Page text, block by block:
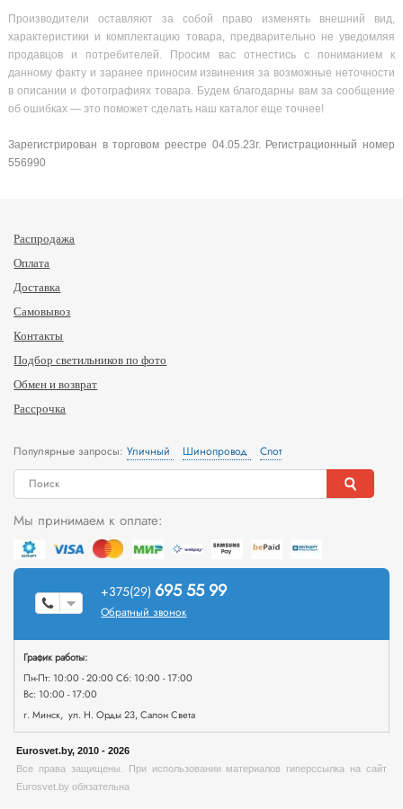
Производители оставляют за собой право изменять внешний вид,
характеристики и комплектацию товара, предварительно не уведомляя
продавцов и потребителей. Просим вас отнестись с пониманием к
данному факту и заранее приносим извинения за возможные неточности
в описании и фотографиях товара. Будем благодарны вам за сообщение
об ошибках — это поможет сделать наш каталог еще точнее!
Зарегистрирован в торговом реестре 04.05.23г. Регистрационный номер
556990
Распродажа
Оплата
Доставка
Самовывоз
Контакты
Подбор светильников по фото
Обмен и возврат
Рассрочка
Популярные запросы:Уличный Шинопровод Спот
Мы принимаем к оплате:
+375(29) 695 55 99
Обратный звонок
График работы:
Пн-Пт: 10:00 - 20:00 Сб: 10:00 - 17:00
Вс: 10:00 - 17:00
г. Минск, ул. Н. Орды 23, Салон Света
Eurosvet.by, 2010 - 2026
Все права защищены. При использовании материалов гиперссылка на сайт
Eurosvet.by обязательна